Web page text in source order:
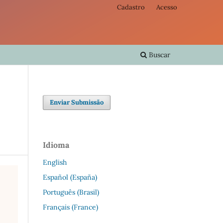
Buscar
Cadastro Acesso
Enviar Submissão
Idioma
English
Español (España)
Português (Brasil)
Français (France)